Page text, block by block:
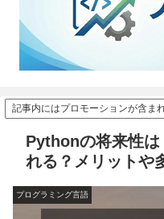
記事内にはプロモーションが含ま
Pythonの将来性
れる？メリットや
プログラミング言語